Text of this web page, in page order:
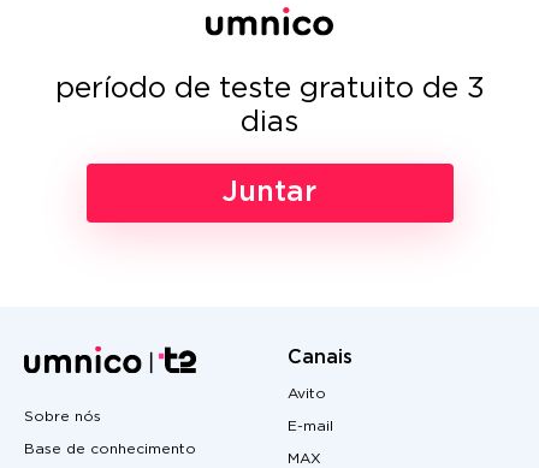
período de teste gratuito de 3
dias
Juntar
Sobre nós
Base de conhecimento
Canais
Avito
E-mail
MAX